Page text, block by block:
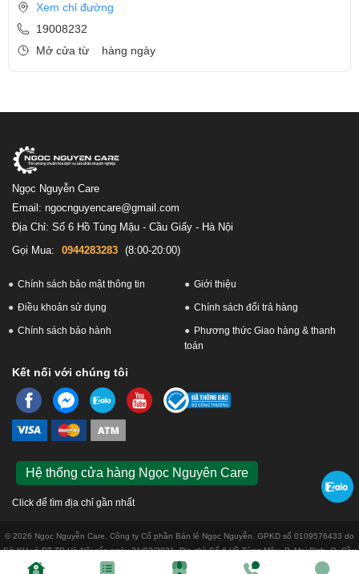
Xem chỉ đường
19008232
Mở cửa từ
hàng ngày
Ngọc Nguyễn Care
Email: ngocnguyencare@gmail.com
Địa Chỉ: Số 6 Hồ Tùng Mậu - Cầu Giấy - Hà Nội
Gọi Mua:
0944283283 (8:00-20:00)
Chính sách bảo mật thông tin Giới thiệu
Điều khoản sử dụng Chính sách đổi trả hàng
Chính sách bảo hành
Phương thức Giao hàng & thanh
toán
Kết nối với chúng tôi
Hệ thống cửa hàng Ngọc Nguyên Care
Click để tìm địa chỉ gần nhất
© 2026 Ngọc Nguyễn Care. Công ty Cổ phần Bán lẻ Ngọc Nguyễn. GPKD số 0109576433 do
Sở KH và ĐT TP Hà Nội cấp ngày 31/03/2021. Địa chỉ: Số 6 Hồ Tùng Mậu, P. Mai Dịch, Q. Cầu
Giấy, Tp. Hà Nội